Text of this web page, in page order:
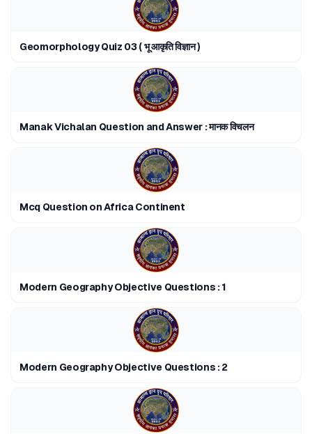
Geomorphology Quiz 03 ( भू आकृति विज्ञान )
Manak Vichalan Question and Answer : मानक विचलन
Mcq Question on Africa Continent
Modern Geography Objective Questions : 1
Modern Geography Objective Questions : 2